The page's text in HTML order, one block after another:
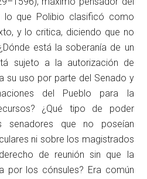
lo que Polibio clasificó como
y lo critica, diciendo que no
está la soberanía de un
sujeto a la autorización de
su uso por parte del Senado y
del Pueblo para la
¿Qué tipo de poder
senadores que no poseían
ni sobre los magistrados
de reunión sin que la
por los cónsules? Era común